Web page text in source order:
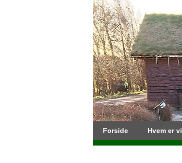
Forside Hvem er vi